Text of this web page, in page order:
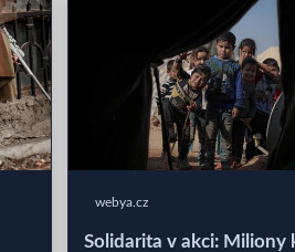
webya.cz
Solidarita v akci: Miliony